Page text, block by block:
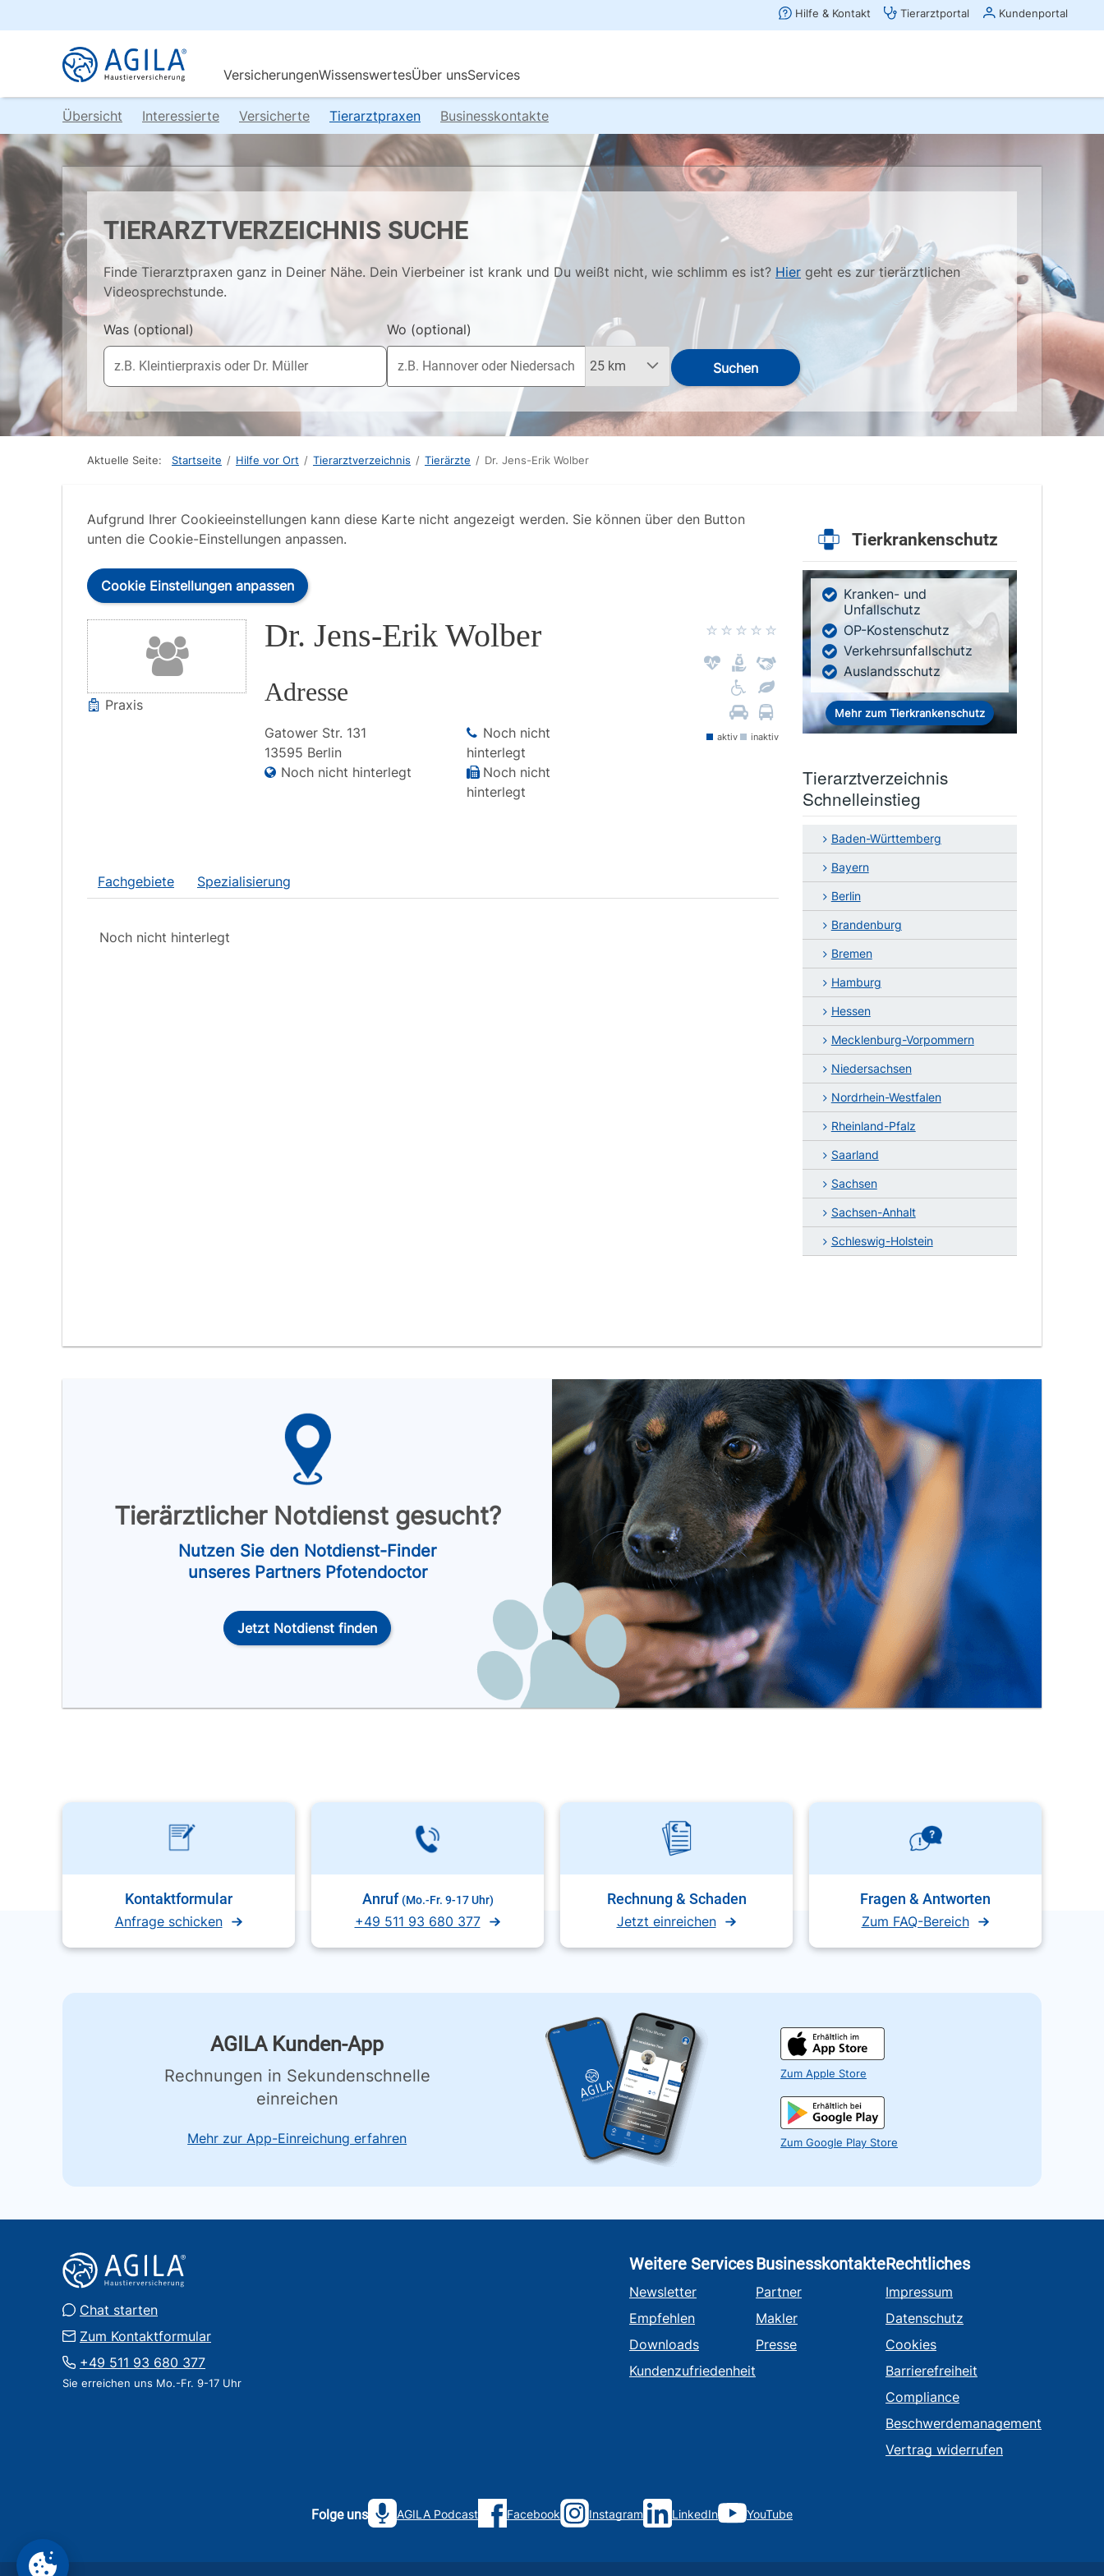
Übersicht Interessierte Versicherte Tierarztpraxen Businesskontakte
TIERARZTVERZEICHNIS SUCHE
Finde Tierarztpraxen ganz in Deiner Nähe. Dein Vierbeiner ist krank und Du weißt nicht, wie schlimm es ist? Hier geht es zur tierärztlichen
Videosprechstunde.
Was (optional) Wo (optional)
Suchen
Aktuelle Seite: Startseite / Hilfe vor Ort / Tierarztverzeichnis / Tierärzte / Dr. Jens-Erik Wolber
Aufgrund Ihrer Cookieeinstellungen kann diese Karte nicht angezeigt werden. Sie können über den Button
unten die Cookie-Einstellungen anpassen.
Cookie Einstellungen anpassen
Praxis
Dr. Jens-Erik Wolber
Adresse
Gatower Str. 131
13595 Berlin
Noch nicht hinterlegt
Noch nicht
hinterlegt
Noch nicht
hinterlegt
aktiv inaktiv
Fachgebiete Spezialisierung
Noch nicht hinterlegt
Tierkrankenschutz
Kranken- und
Unfallschutz
OP-Kostenschutz
Verkehrsunfallschutz
Auslandsschutz
Mehr zum Tierkrankenschutz
Tierarztverzeichnis
Schnelleinstieg
Baden-Württemberg
Bayern
Berlin
Brandenburg
Bremen
Hamburg
Hessen
Mecklenburg-Vorpommern
Niedersachsen
Nordrhein-Westfalen
Rheinland-Pfalz
Saarland
Sachsen
Sachsen-Anhalt
Schleswig-Holstein
Tierärztlicher Notdienst gesucht?
Nutzen Sie den Notdienst-Finder
unseres Partners Pfotendoctor
Jetzt Notdienst finden
Kontaktformular
Anfrage schicken
Anruf (Mo.-Fr. 9-17 Uhr)
+49 511 93 680 377
Rechnung & Schaden
Jetzt einreichen
Fragen & Antworten
Zum FAQ-Bereich
AGILA Kunden-App
Rechnungen in Sekundenschnelle
einreichen
Mehr zur App-Einreichung erfahren
Zum Apple Store
Zum Google Play Store